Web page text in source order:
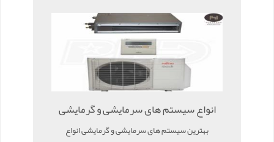
انواع سیستم های سرمایشی و گرمایشی
بهترین سیستم های سرمایشی و گرمایشی انواع